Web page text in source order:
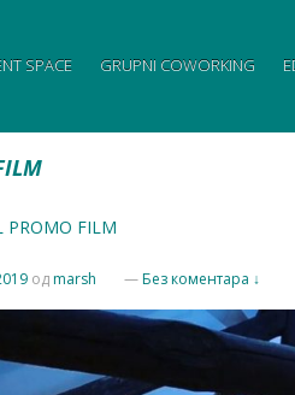
SPACE GRUPNI COWORKING
PROMO FILM
одmarsh —Без коментара ↓